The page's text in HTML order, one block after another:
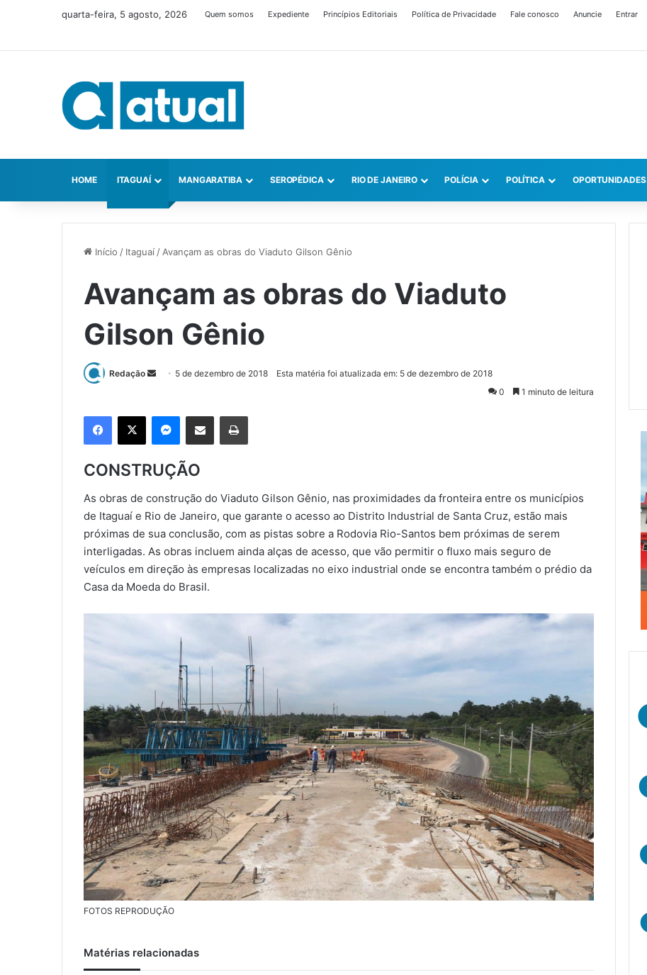
quarta-feira, 5 agosto, 2026 Quem somos Expediente Princípios Editoriais Política de Privacidade Fale conosco Anuncie Entrar
HOME ITAGUAÍ MANGARATIBA SEROPÉDICA RIO DE JANEIRO POLÍCIA POLÍTICA OPORTUNIDADES
Início / Itaguaí/Avançam as obras do Viaduto Gilson Gênio
Avançam as obras do Viaduto
Gilson Gênio
Redação
m
5 de dezembro de 2018
Esta matéria foi atualizada em: 5 de dezembro de 2018
0
1 minuto de leitura
CONSTRUÇÃO
As obras de construção do Viaduto Gilson Gênio, nas proximidades da fronteira entre os municípios
de Itaguaí e Rio de Janeiro, que garante o acesso ao Distrito Industrial de Santa Cruz, estão mais
próximas de sua conclusão, com as pistas sobre a Rodovia Rio-Santos bem próximas de serem
interligadas. As obras incluem ainda alças de acesso, que vão permitir o fluxo mais seguro de
veículos em direção às empresas localizadas no eixo industrial onde se encontra também o prédio da
Casa da Moeda do Brasil.
FOTOS REPRODUÇÃO
Matérias relacionadas